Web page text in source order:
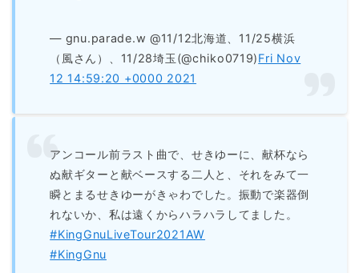
— gnu.parade.w @11/12北海道、11/25横浜
（風さん）、11/28埼玉(@chiko0719)Fri Nov
12 14:59:20 +0000 2021
アンコール前ラスト曲で、せきゆーに、献杯なら
ぬ献ギターと献ベースする二人と、それをみて一
瞬とまるせきゆーがきゃわでした。振動で楽器倒
れないか、私は遠くからハラハラしてました。
#KingGnuLiveTour2021AW
#KingGnu